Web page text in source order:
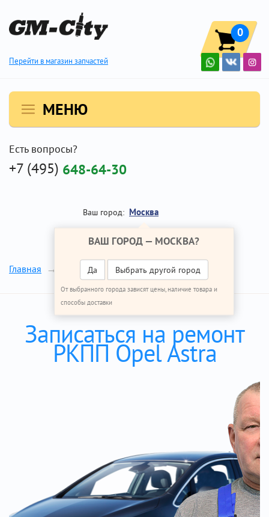
Перейти в магазин запчастей
0
МЕНЮ
Есть вопросы?
+7 (495) 648-64-30
Ваш город: Москва
ВАШ ГОРОД — МОСКВА?
Да Выбрать другой город
От выбранного города зависят цены, наличие товара и
способы доставки
Главная Ремонт Опель Астра РКПП
Записаться на ремонт
РКПП Opel Astra